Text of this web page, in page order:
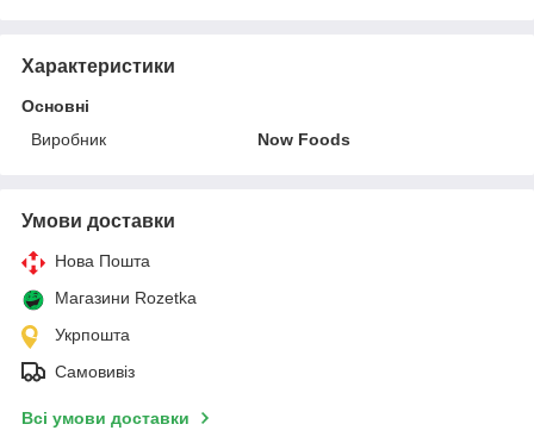
Характеристики
Основні
Виробник
Now Foods
Умови доставки
Нова Пошта
Магазини Rozetka
Укрпошта
Самовивіз
Всі умови доставки